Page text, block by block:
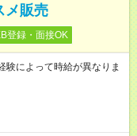
メ販売
登録・面接OK
によって時給が異なりま